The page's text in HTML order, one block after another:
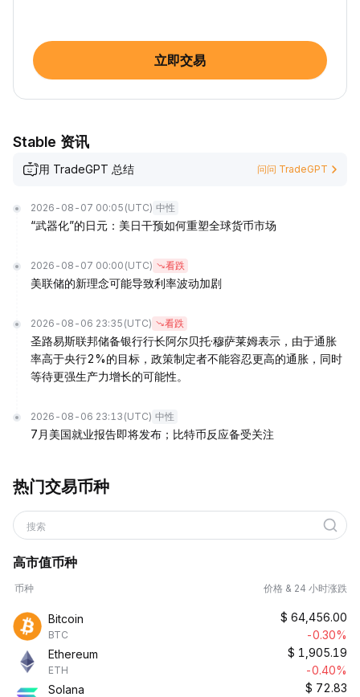
立即交易
​​Stable 资讯
用 TradeGPT 总结 问问 TradeGPT
2026-08-07 00:05 (UTC) 中性
“武器化”的日元：美日干预如何重塑全球货币市场
2026-08-07 00:00 (UTC) 看跌
美联储的新理念可能导致利率波动加剧
2026-08-06 23:35 (UTC) 看跌
圣路易斯联邦储备银行行长阿尔贝托·穆萨莱姆表示，由于通胀
率高于央行2%的目标，政策制定者不能容忍更高的通胀，同时
等待更强生产力增长的可能性。
2026-08-06 23:13 (UTC) 中性
7月美国就业报告即将发布；比特币反应备受关注
热门交易币种
搜索
高市值币种
币种 价格 & 24 小时涨跌
Bitcoin
BTC
$ 64,456.00
-0.30%
Ethereum
ETH
$ 1,905.19
-0.40%
Solana
$ 72.83